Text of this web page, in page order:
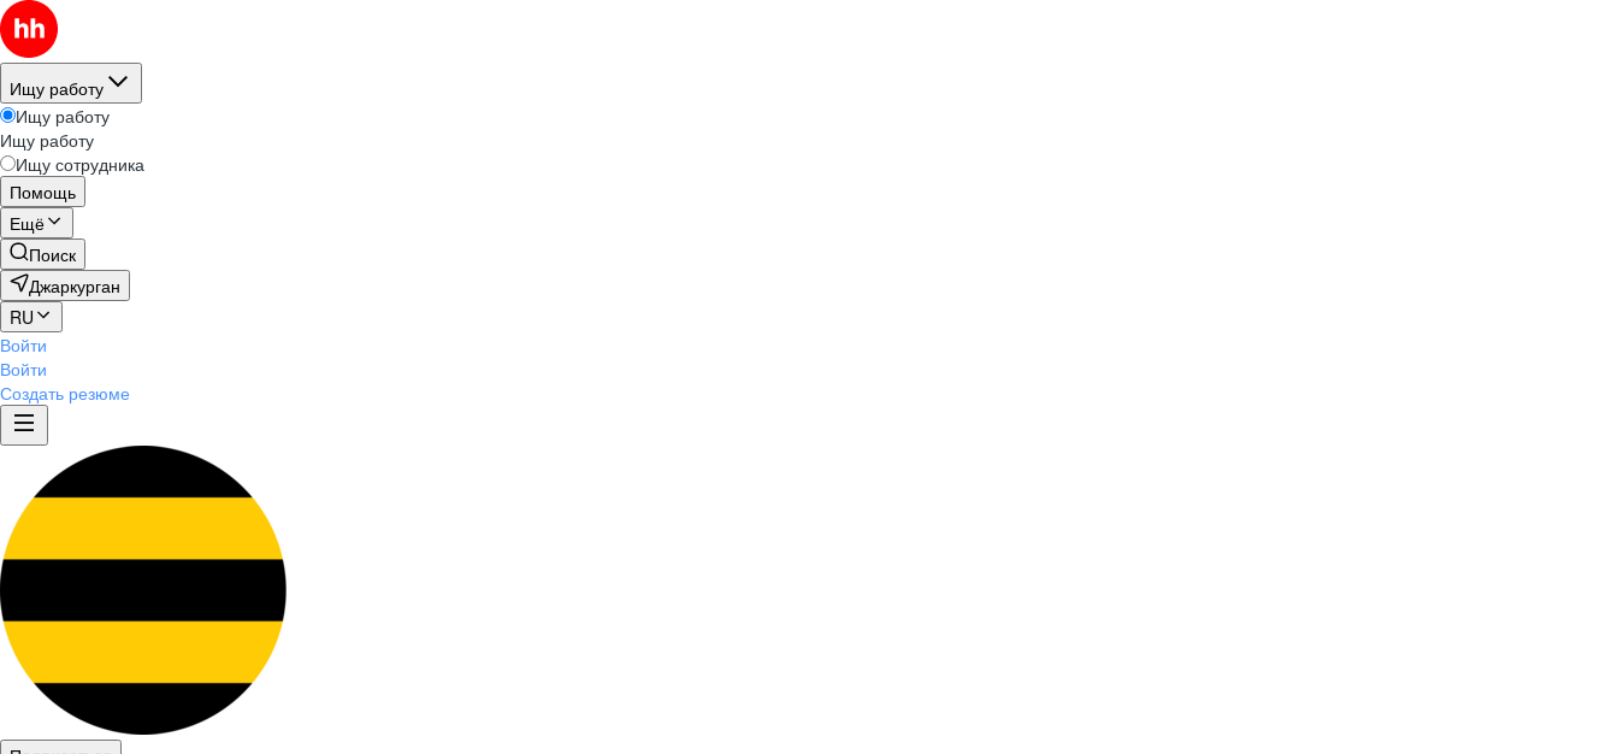
Ищу работу
Ищу работу
Ищу работу
Ищу сотрудника
Помощь
Ещё
Поиск
Джаркурган
RU
Войти
Войти
Создать резюме